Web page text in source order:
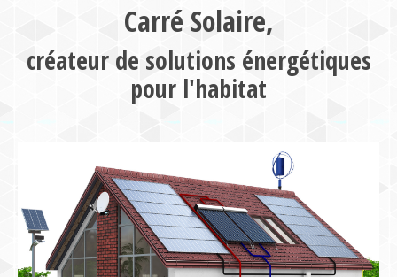
Carré Solaire,
créateur de solutions énergétiques
pour l'habitat